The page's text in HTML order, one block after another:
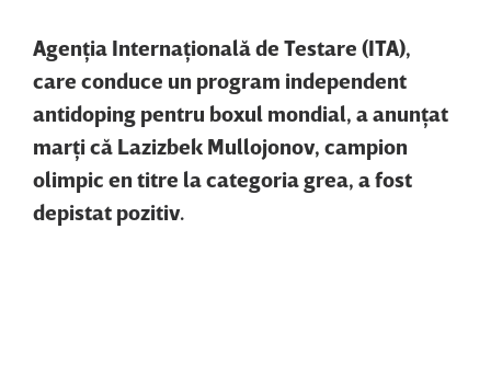
Agenţia Internaţională de Testare (ITA),
care conduce un program independent
antidoping pentru boxul mondial, a anunţat
marţi că Lazizbek Mullojonov, campion
olimpic en titre la categoria grea, a fost
depistat pozitiv.